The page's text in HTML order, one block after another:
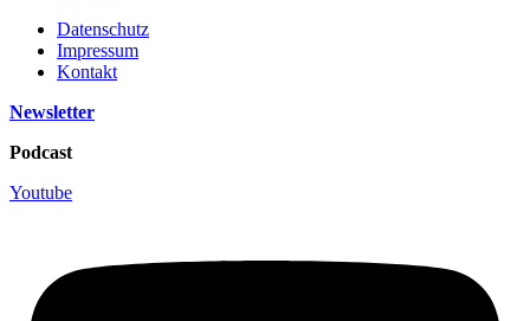
Datenschutz
Impressum
Kontakt
Newsletter
Podcast
Youtube